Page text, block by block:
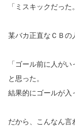
「ミスキックだっ
某バカ正直なＣＢの
「ゴール前に人が
と思った。
結果的にゴールが入
だから、こんなん言